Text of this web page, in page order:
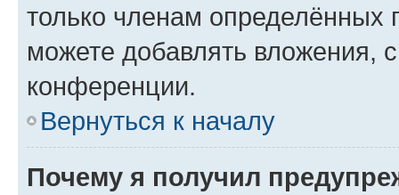
только членам определённых
можете добавлять вложения,
конференции.
Вернуться к началу
Почему я получил